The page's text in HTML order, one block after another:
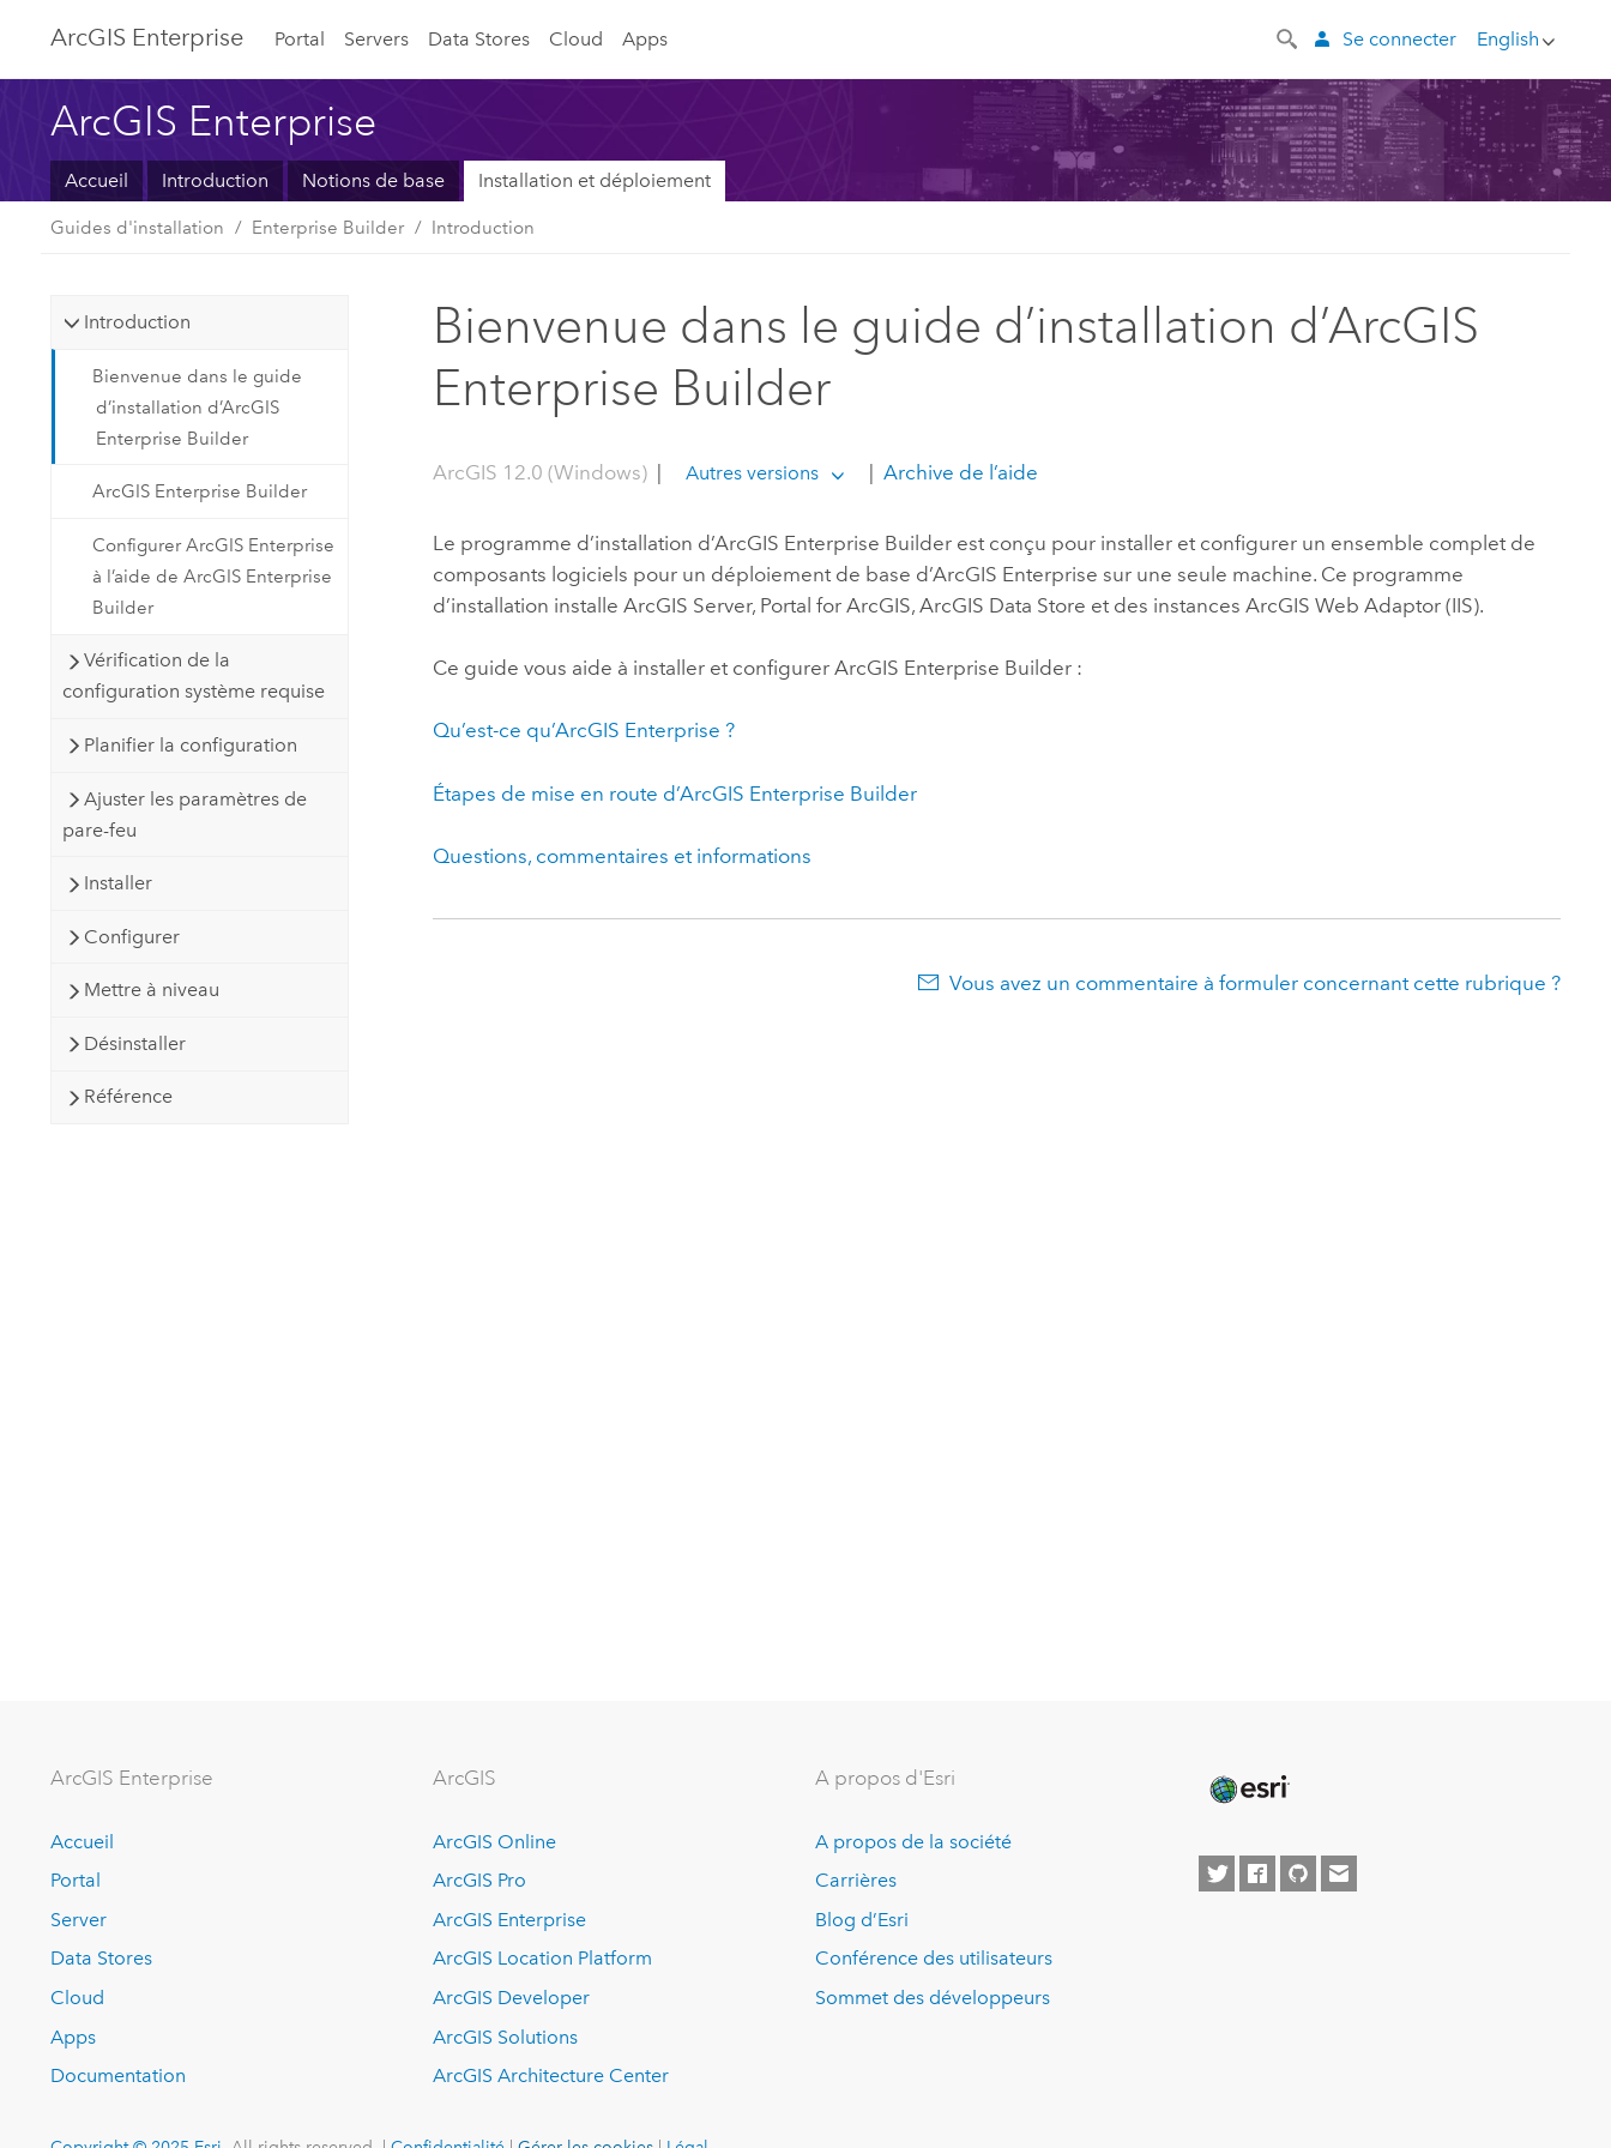
ArcGIS Enterprise Portal Servers Data Stores Cloud Apps English
Se connecter
ArcGIS Enterprise
Accueil Introduction Notions de base Installation et déploiement
Guides d'installation Enterprise Builder Introduction
Introduction
Bienvenue dans le guide
d’installation d’ArcGIS
Enterprise Builder
ArcGIS Enterprise Builder
Configurer ArcGIS Enterprise
à l’aide de ArcGIS Enterprise
Builder
Vérification de la
configuration système requise
Planifier la configuration
Ajuster les paramètres de
pare-feu
Installer
Configurer
Mettre à niveau
Désinstaller
Référence
Bienvenue dans le guide d’installation d’ArcGIS
Enterprise Builder
ArcGIS 12.0 (Windows) | Autres versions | Archive de l’aide
Le programme d’installation d’ArcGIS Enterprise Builder est conçu pour installer et configurer un ensemble complet de
composants logiciels pour un déploiement de base d’ArcGIS Enterprise sur une seule machine. Ce programme
d’installation installe ArcGIS Server, Portal for ArcGIS, ArcGIS Data Store et des instances ArcGIS Web Adaptor (IIS).
Ce guide vous aide à installer et configurer ArcGIS Enterprise Builder :
Qu’est-ce qu’ArcGIS Enterprise ?
Étapes de mise en route d’ArcGIS Enterprise Builder
Questions, commentaires et informations
Vous avez un commentaire à formuler concernant cette rubrique ?
ArcGIS Enterprise
Accueil
Portal
Server
Data Stores
Cloud
Apps
Documentation
ArcGIS
ArcGIS Online
ArcGIS Pro
ArcGIS Enterprise
ArcGIS Location Platform
ArcGIS Developer
ArcGIS Solutions
ArcGIS Architecture Center
A propos d'Esri
A propos de la société
Carrières
Blog d’Esri
Conférence des utilisateurs
Sommet des développeurs